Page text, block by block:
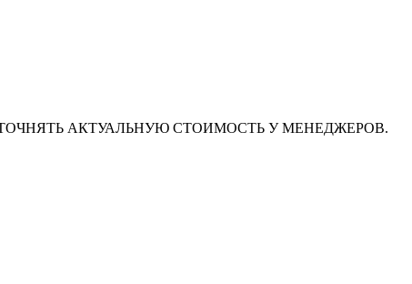
АКТУАЛЬНУЮ СТОИМОСТЬ У МЕНЕДЖЕРОВ.